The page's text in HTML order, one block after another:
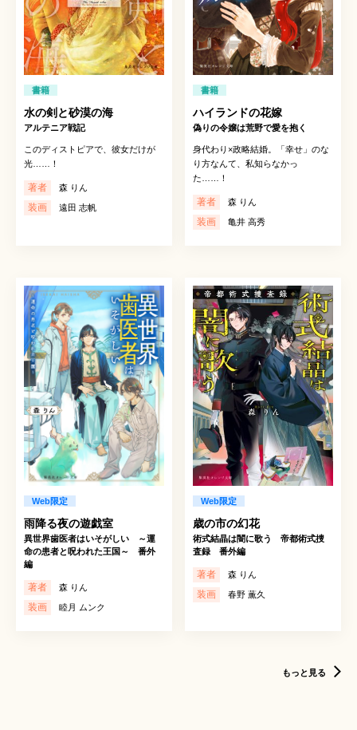
書籍
水の剣と砂漠の海
アルテニア戦記
このディストピアで、彼女だけが
光……！
著者 森 りん
装画 遠田 志帆
書籍
ハイランドの花嫁
偽りの令嬢は荒野で愛を抱く
身代わり×政略結婚。「幸せ」のな
り方なんて、私知らなかっ
た……！
著者 森 りん
装画 亀井 高秀
Web限定
雨降る夜の遊戯室
異世界歯医者はいそがしい ～運
命の患者と呪われた王国～ 番外
編
著者 森 りん
装画 睦月 ムンク
Web限定
歳の市の幻花
術式結晶は闇に歌う 帝都術式捜
査録 番外編
著者 森 りん
装画 春野 薫久
もっと見る